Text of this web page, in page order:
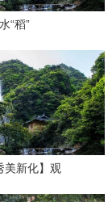
“稻”
美新化】观